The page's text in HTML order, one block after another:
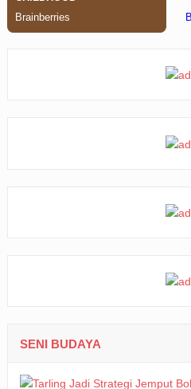
SENI BUDAYA